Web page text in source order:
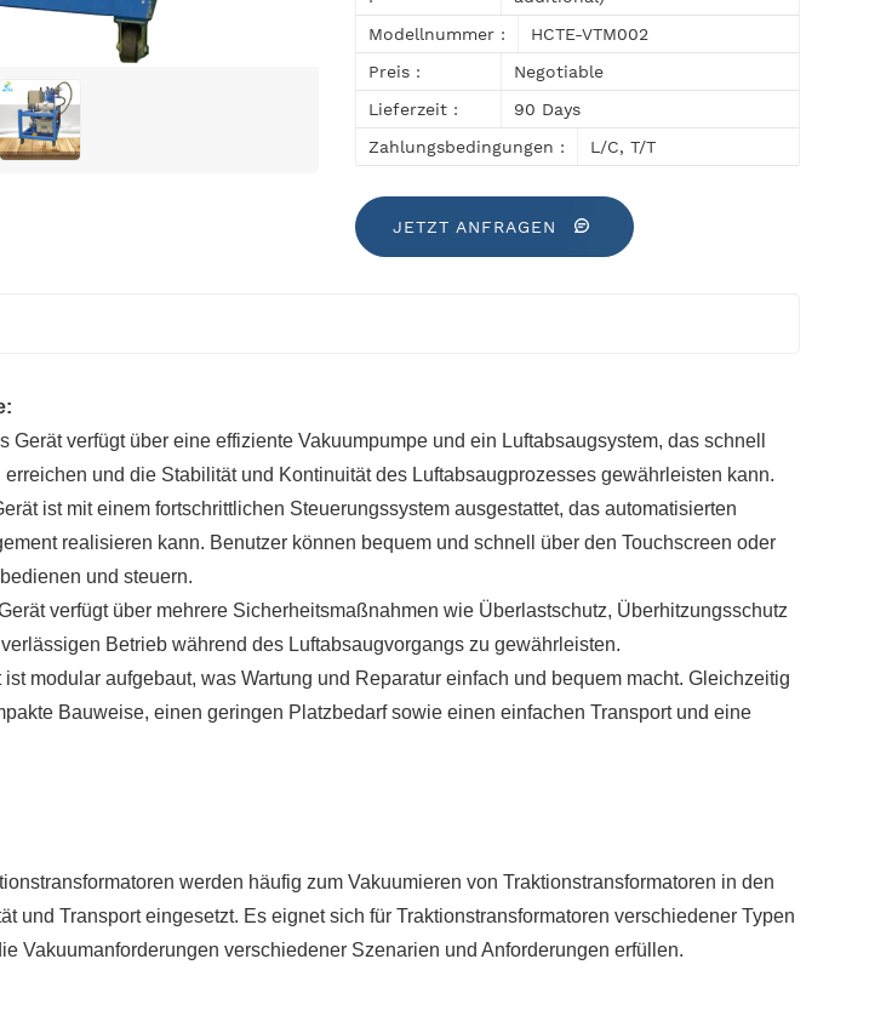
Modellnummer :
HCTE-VTM002
Preis :
Negotiable
Lieferzeit :
90 Days
Zahlungsbedingungen :
L/C, T/T
JETZT ANFRAGEN
Gerät verfügt über eine effiziente Vakuumpumpe und ein Luftabsaugsystem, das schnell
und die Stabilität und Kontinuität des Luftabsaugprozesses gewährleisten kann.
ist mit einem fortschrittlichen Steuerungssystem ausgestattet, das automatisierten
realisieren kann. Benutzer können bequem und schnell über den Touchscreen oder
und steuern.
verfügt über mehrere Sicherheitsmaßnahmen wie Überlastschutz, Überhitzungsschutz
Betrieb während des Luftabsaugvorgangs zu gewährleisten.
modular aufgebaut, was Wartung und Reparatur einfach und bequem macht. Gleichzeitig
Bauweise, einen geringen Platzbedarf sowie einen einfachen Transport und eine
werden häufig zum Vakuumieren von Traktionstransformatoren in den
und Transport eingesetzt. Es eignet sich für Traktionstransformatoren verschiedener Typen
Vakuumanforderungen verschiedener Szenarien und Anforderungen erfüllen.